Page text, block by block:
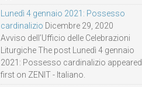
Lunedì 4 gennaio 2021: Possesso
cardinalizio Dicembre 29, 2020
Avviso dell’Ufficio delle Celebrazioni
Liturgiche The post Lunedì 4 gennaio
2021: Possesso cardinalizio appeared
first on ZENIT - Italiano.